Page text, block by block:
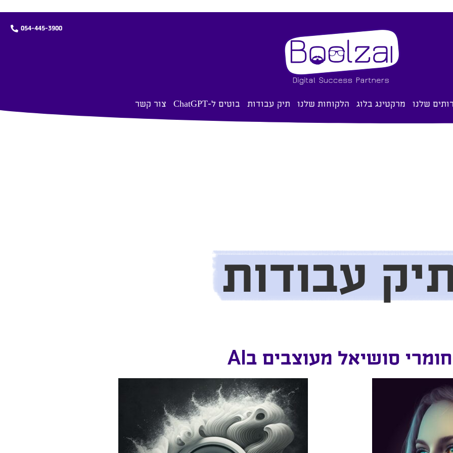
שלנו מרקטינג בלוג הלקוחות שלנו תיק עבודות בוטים ל-ChatGPT צור קשר
054-445-3900
עבודות
חומרי סושיאל מעוצבים בAI